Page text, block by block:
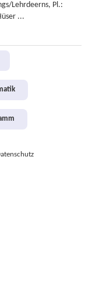
Lehrdeerns, Pl.:
...